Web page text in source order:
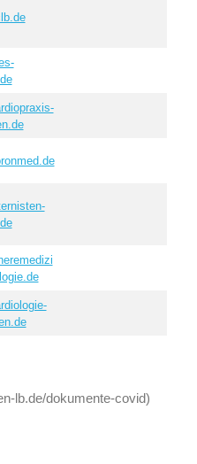
lb.de/dokumente-covid)